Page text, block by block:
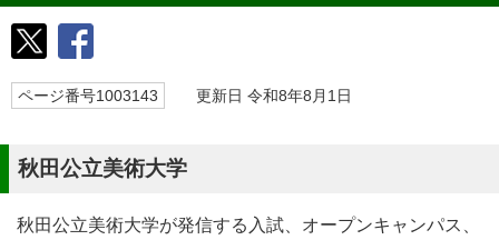
ページ番号1003143 更新日 令和8年8月1日
秋田公立美術大学
秋田公立美術大学が発信する入試、オープンキャンパス、